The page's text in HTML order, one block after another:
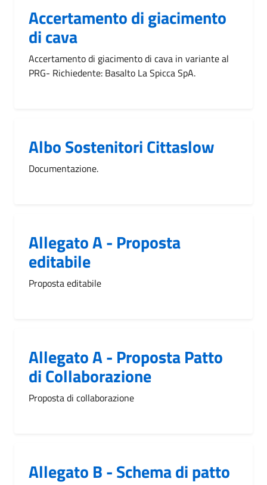
Accertamento di giacimento
di cava
Accertamento di giacimento di cava in variante al
PRG- Richiedente: Basalto La Spicca SpA.
Albo Sostenitori Cittaslow
Documentazione.
Allegato A - Proposta
editabile
Proposta editabile
Allegato A - Proposta Patto
di Collaborazione
Proposta di collaborazione
Allegato B - Schema di patto